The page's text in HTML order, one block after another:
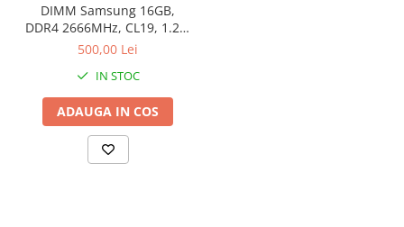
Statii GRAFICE NOI
Statii GRAFICE Refurbished
Imprimante&Consumabile
Accesorii Printing
Cartuse cerneala
DIMM Samsung 16GB,
DDR4 2666MHz, CL19, 1.2V,
Non-ECC, bulk
500,00 Lei
IN STOC
ADAUGA IN COS